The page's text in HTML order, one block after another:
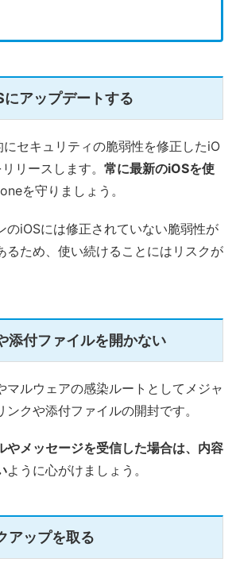
アップデートする
セキュリティの脆弱性を修正したiO
リースします。 常に最新のiOSを使
を守りましょう。
のiOSには修正されていない脆弱性が
るため、使い続けることにはリスクが
添付ファイルを開かない
マルウェアの感染ルートとしてメジャ
クや添付ファイルの開封です。
やメッセージを受信した場合は、内容
ように心がけましょう。
アップを取る